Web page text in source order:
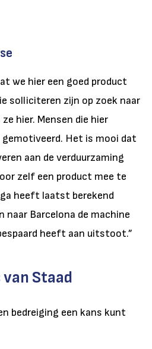
we hier een goed product
solliciteren zijn op zoek naar
ze hier. Mensen die hier
gemotiveerd. Het is mooi dat
aan de verduurzaming
zelf een product mee te
heeft laatst berekend
naar Barcelona de machine
heeft aan uitstoot.”
Staad
bedreiging een kans kunt